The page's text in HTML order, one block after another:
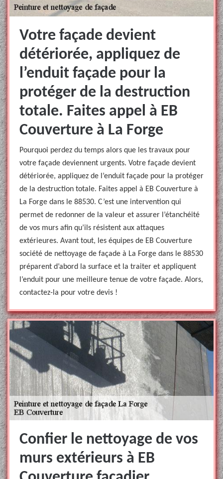
Votre façade devient
détériorée, appliquez de
l’enduit façade pour la
protéger de la destruction
totale. Faites appel à EB
Couverture à La Forge
Pourquoi perdez du temps alors que les travaux pour
votre façade deviennent urgents. Votre façade devient
détériorée, appliquez de l’enduit façade pour la protéger
de la destruction totale. Faites appel à EB Couverture à
La Forge dans le 88530. C’est une intervention qui
permet de redonner de la valeur et assurer l’étanchéité
de vos murs afin qu’ils résistent aux attaques
extérieures. Avant tout, les équipes de EB Couverture
société de nettoyage de façade à La Forge dans le 88530
préparent d’abord la surface et la traiter et appliquent
l’enduit pour une meilleure tenue de votre façade. Alors,
contactez-la pour votre devis !
Confier le nettoyage de vos
murs extérieurs à EB